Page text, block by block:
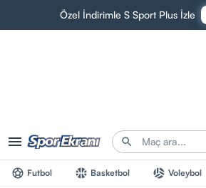
Özel İndirimle S Sport Plus İzle
Futbol Basketbol Voleybol